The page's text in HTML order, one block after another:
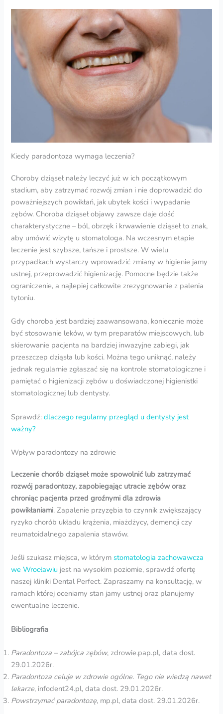
Kiedy paradontoza wymaga leczenia?
Choroby dziąseł należy leczyć już w ich początkowym
stadium, aby zatrzymać rozwój zmian i nie doprowadzić do
poważniejszych powikłań, jak ubytek kości i wypadanie
zębów. Choroba dziąseł objawy zawsze daje dość
charakterystyczne – ból, obrzęk i krwawienie dziąseł to znak,
aby umówić wizytę u stomatologa. Na wczesnym etapie
leczenie jest szybsze, tańsze i prostsze. W wielu
przypadkach wystarczy wprowadzić zmiany w higienie jamy
ustnej, przeprowadzić higienizację. Pomocne będzie także
ograniczenie, a najlepiej całkowite zrezygnowanie z palenia
tytoniu.
Gdy choroba jest bardziej zaawansowana, koniecznie może
być stosowanie leków, w tym preparatów miejscowych, lub
skierowanie pacjenta na bardziej inwazyjne zabiegi, jak
przeszczep dziąsła lub kości. Można tego uniknąć, należy
jednak regularnie zgłaszać się na kontrole stomatologiczne i
pamiętać o higienizacji zębów u doświadczonej higienistki
stomatologicznej lub dentysty.
Sprawdź:dlaczego regularny przegląd u dentysty jest
ważny?
Wpływ paradontozy na zdrowie
Leczenie chorób dziąseł może spowolnić lub zatrzymać
rozwój paradontozy, zapobiegając utracie zębów oraz
chroniąc pacjenta przed groźnymi dla zdrowia
powikłaniami. Zapalenie przyzębia to czynnik zwiększający
ryzyko chorób układu krążenia, miażdżycy, demencji czy
reumatoidalnego zapalenia stawów.
Jeśli szukasz miejsca, w którym stomatologia zachowawcza
we Wrocławiu jest na wysokim poziomie, sprawdź ofertę
naszej kliniki Dental Perfect. Zapraszamy na konsultację, w
ramach której oceniamy stan jamy ustnej oraz planujemy
ewentualne leczenie.
Bibliografia
Paradontoza – zabójca zębów, zdrowie.pap.pl, data dost.
29.01.2026r.
Paradontoza celuje w zdrowie ogólne. Tego nie wiedzą nawet
lekarze, infodent24.pl, data dost. 29.01.2026r.
Powstrzymać paradontozę, mp.pl, data dost. 29.01.2026r.